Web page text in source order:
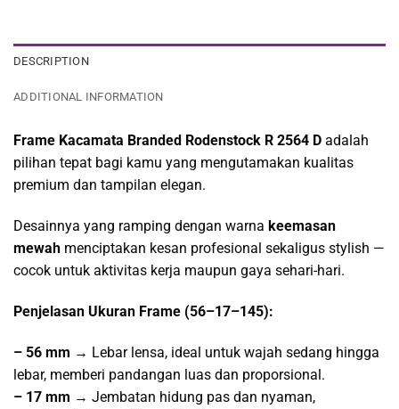
DESCRIPTION
ADDITIONAL INFORMATION
Frame Kacamata Branded Rodenstock R 2564 D adalah
pilihan tepat bagi kamu yang mengutamakan kualitas
premium dan tampilan elegan.
Desainnya yang ramping dengan warna keemasan
mewah menciptakan kesan profesional sekaligus stylish —
cocok untuk aktivitas kerja maupun gaya sehari-hari.
Penjelasan Ukuran Frame (56–17–145):
– 56 mm → Lebar lensa, ideal untuk wajah sedang hingga
lebar, memberi pandangan luas dan proporsional.
– 17 mm → Jembatan hidung pas dan nyaman,